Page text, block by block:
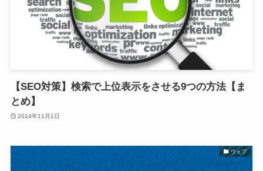
【SEO対策】検索で上位表示をさせる9つの方法【ま
とめ】
2014年11月1日
ウェブ